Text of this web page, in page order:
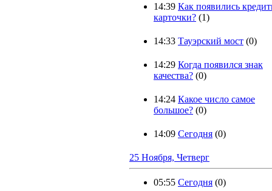
14:39 Как появились
карточки? (1)
14:33 Тауэрский мост (0)
14:29 Когда появился знак
качества? (0)
14:24 Какое число самое
большое? (0)
14:09 Сегодня (0)
25 Ноября, Четверг
05:55 Сегодня (0)